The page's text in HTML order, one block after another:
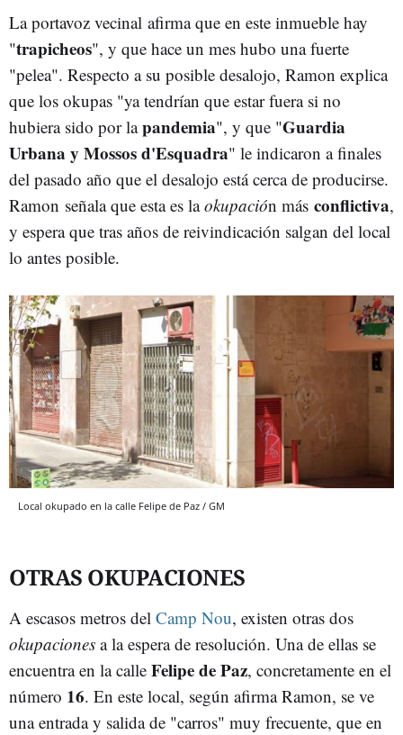
La portavoz vecinal afirma que en este inmueble hay
"trapicheos", y que hace un mes hubo una fuerte
"pelea". Respecto a su posible desalojo, Ramon explica
que los okupas "ya tendrían que estar fuera si no
hubiera sido por lapandemia", y que "Guardia
Urbana y Mossos d'Esquadra" le indicaron a finales
del pasado año que el desalojo está cerca de producirse.
Ramon señala que esta es laokupación más conflictiva,
y espera que tras años de reivindicación salgan del local
lo antes posible.
Local okupado en la calle Felipe de Paz / GM
OTRAS OKUPACIONES
A escasos metros del Camp Nou, existen otras dos
okupaciones a la espera de resolución. Una de ellas se
encuentra en la calle Felipe de Paz, concretamente en el
número 16. En este local, según afirma Ramon, se ve
una entrada y salida de "carros" muy frecuente, que en